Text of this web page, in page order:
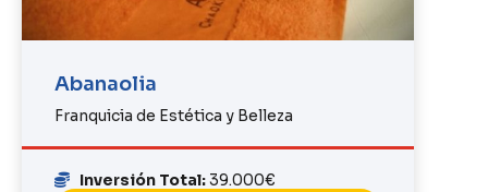
Abanaolia
Franquicia de Estética y Belleza
Inversión Total:39.000€